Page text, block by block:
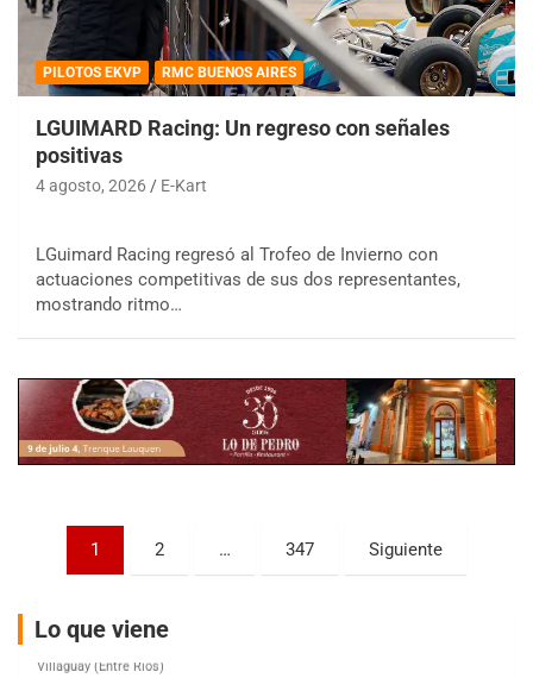
PILOTOS EKVP RMC BUENOS AIRES
LGUIMARD Racing: Un regreso con señales
positivas
4 agosto, 2026 E-Kart
LGuimard Racing regresó al Trofeo de Invierno con
actuaciones competitivas de sus dos representantes,
mostrando ritmo…
Paginación
entradas
1 2 … 347 Siguiente
Lo que viene
COBERTURA ESPECIAL DE E-KART.COM.AR
08/09-AGO
Baradero (Buenos Aires)
KDO - F6
Ciudad de Trenque Lauquen (Asfalto)
Trenque Lauquen (Buenos Aires)
Villaguay (Entre Ríos)
El Cerro (Tierra)